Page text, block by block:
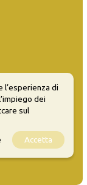
l’esperienza di
dei
sul
Accetta